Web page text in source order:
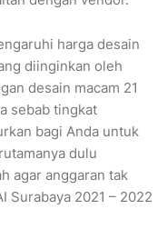
harga desain
diinginkan oleh
desain macam 21
sebab tingkat
bagi Anda untuk
dulu
agar anggaran tak
Surabaya 2021 – 2022